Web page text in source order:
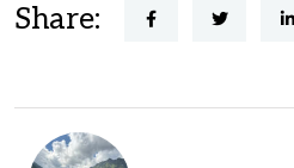
Share: